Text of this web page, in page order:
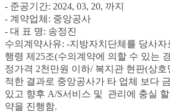
- 준공기간: 2024, 03, 20, 까지
- 계약업체 : 중앙공사
- 대 표 명: 송정진
수의계약사유: -지방자치단체를 당사자
행령 제 25조(수의계약에 의할 수 있는
정가격 2천만원 이하/ 복지관 현판(상호
적한 결과로 중앙공사가 타 업체 보다
있고 향후 A/S서비스 및 관리에 충실
약을 진행함.